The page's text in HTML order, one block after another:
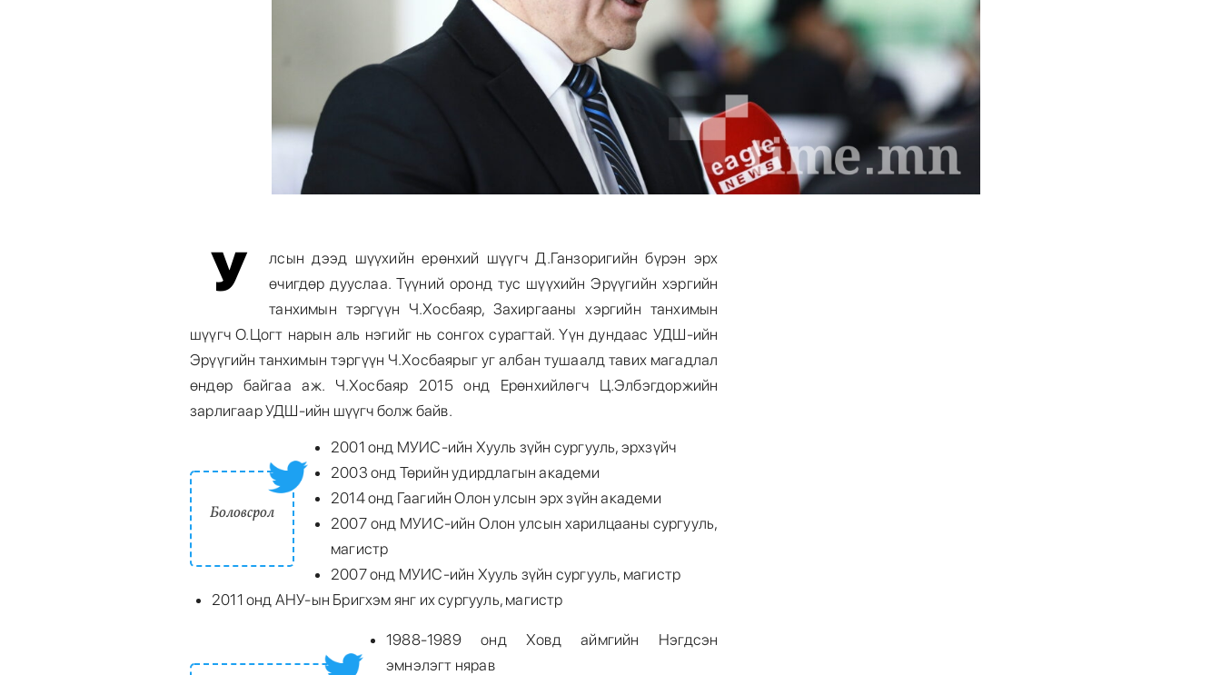
У
лсын дээд шүүхийн ерөнхий шүүгч Д.Ганзоригийн бүрэн эрх
өчигдөр дууслаа. Түүний оронд тус шүүхийн Эрүүгийн хэргийн
танхимын тэргүүн Ч.Хосбаяр, Захиргааны хэргийн танхимын
шүүгч О.Цогт нарын аль нэгийг нь сонгох сурагтай. Үүн дундаас УДШ-ийн
Эрүүгийн танхимын тэргүүн Ч.Хосбаярыг уг албан тушаалд тавих магадлал
өндөр байгаа аж. Ч.Хосбаяр 2015 онд Ерөнхийлөгч Ц.Элбэгдоржийн
зарлигаар УДШ-ийн шүүгч болж байв.
Боловсрол
2001 онд МУИС-ийн Хууль зүйн сургууль, эрхзүйч
2003 онд Төрийн удирдлагын академи
2014 онд Гаагийн Олон улсын эрх зүйн академи
2007 онд МУИС-ийн Олон улсын харилцааны сургууль,
магистр
2007 онд МУИС-ийн Хууль зүйн сургууль, магистр
2011 онд АНУ-ын Бригхэм янг их сургууль, магистр
1988-1989 онд Ховд аймгийн Нэгдсэн
эмнэлэгт нярав